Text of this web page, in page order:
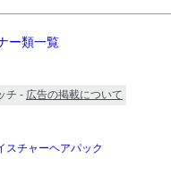
ー類一覧
チ - 広告の掲載について
スチャーヘアパック